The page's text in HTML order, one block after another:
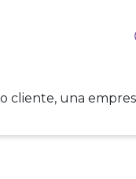
cliente, una